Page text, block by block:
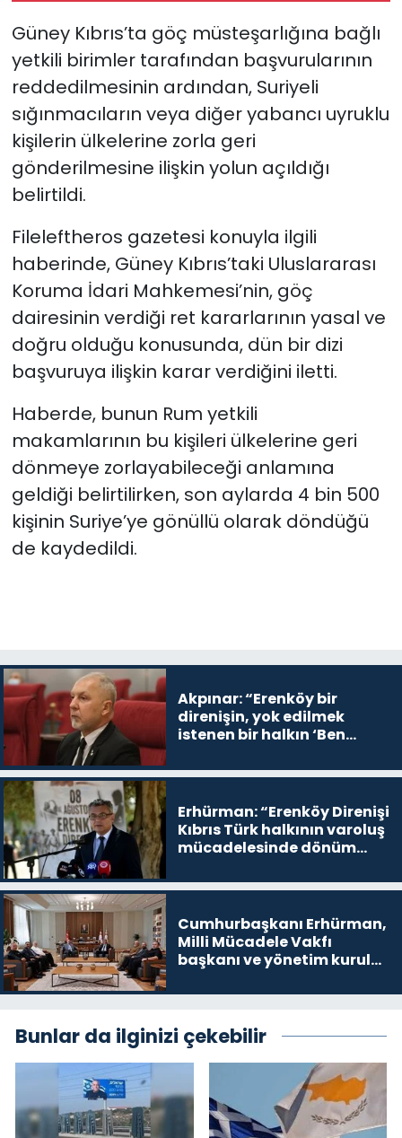
Güney Kıbrıs’ta göç müsteşarlığına bağlı
yetkili birimler tarafından başvurularının
reddedilmesinin ardından, Suriyeli
sığınmacıların veya diğer yabancı uyruklu
kişilerin ülkelerine zorla geri
gönderilmesine ilişkin yolun açıldığı
belirtildi.
Fileleftheros gazetesi konuyla ilgili
haberinde, Güney Kıbrıs’taki Uluslararası
Koruma İdari Mahkemesi’nin, göç
dairesinin verdiği ret kararlarının yasal ve
doğru olduğu konusunda, dün bir dizi
başvuruya ilişkin karar verdiğini iletti.
Haberde, bunun Rum yetkili
makamlarının bu kişileri ülkelerine geri
dönmeye zorlayabileceği anlamına
geldiği belirtilirken, son aylarda 4 bin 500
kişinin Suriye’ye gönüllü olarak döndüğü
de kaydedildi.
Akpınar: “Erenköy bir
direnişin, yok edilmek
istenen bir halkın ‘Ben
devam edeceğim’ dediği
Erhürman: “Erenköy Direnişi
Kıbrıs Türk halkının varoluş
mücadelesinde dönüm
Cumhurbaşkanı Erhürman,
Milli Mücadele Vakfı
başkanı ve yönetim kurulu
Bunlar da ilginizi çekebilir
TÜRKiYE
Video Galeri
YAŞAM
Yazarlar